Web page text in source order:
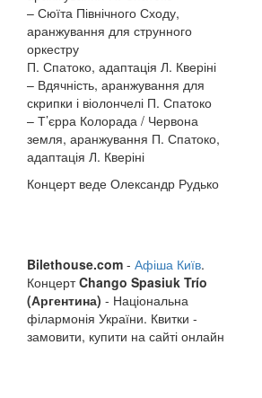
– Сюїта Північного Сходу,
аранжування для струнного
оркестру
П. Спатоко, адаптація Л. Кверіні
– Вдячність, аранжування для
скрипки і віолончелі П. Спатоко
– Т’єрра Колорада / Червона
земля, аранжування П. Спатоко,
адаптація Л. Кверіні
Концерт веде Олександр Рудько
Bilethouse.com - Афіша Київ.
КонцертChango Spasiuk Trío
(Аргентина) - Національна
філармонія України. Квитки -
замовити, купити на сайті онлайн